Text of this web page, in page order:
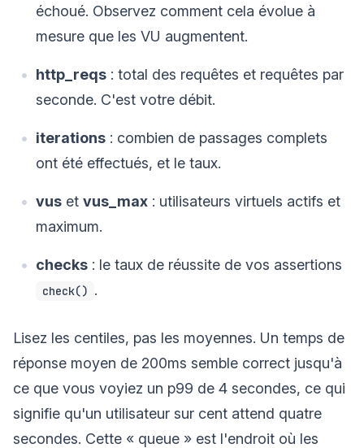
échoué. Observez comment cela évolue à
mesure que les VU augmentent.
http_reqs : total des requêtes et requêtes par
seconde. C'est votre débit.
iterations : combien de passages complets
ont été effectués, et le taux.
vus et vus_max : utilisateurs virtuels actifs et
maximum.
checks : le taux de réussite de vos assertions
check() .
Lisez les centiles, pas les moyennes. Un temps de
réponse moyen de 200ms semble correct jusqu'à
ce que vous voyiez un p99 de 4 secondes, ce qui
signifie qu'un utilisateur sur cent attend quatre
secondes. Cette « queue » est l'endroit où les